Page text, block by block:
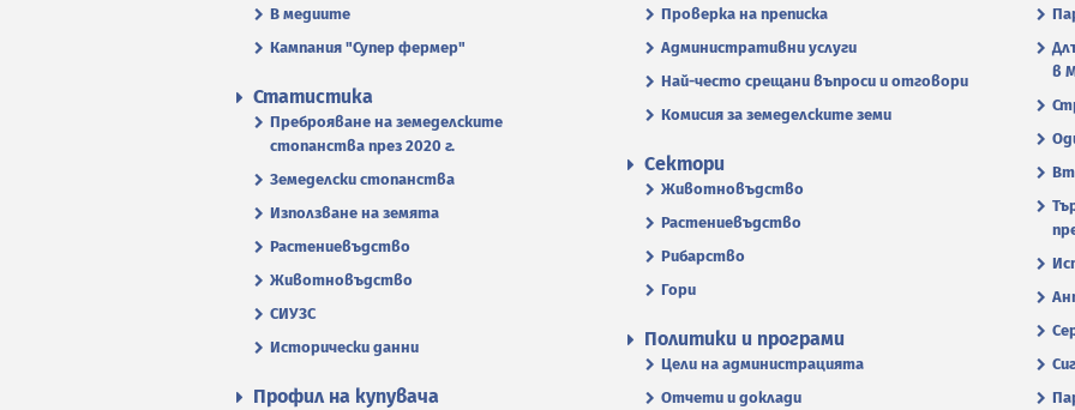
В медиите
Кампания "Супер фермер"
Проверка на преписка
Административни услуги
Най-често срещани въпроси и отговори
Комисия за земеделските земи
в
Статистика
Преброяване на земеделските
стопанства през 2020 г.
Земеделски стопанства
Използване на земята
Растениевъдство
Животновъдство
СИУЗС
Исторически данни
Сектори
Животновъдство
Растениевъдство
Рибарство
Гори
Политики и програми
Цели на администрацията
Отчети и доклади
Профил на купувача